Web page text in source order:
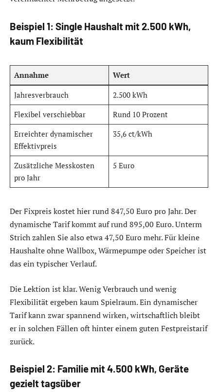
Beispiel 1: Single Haushalt mit 2.500 kWh,
kaum Flexibilität
Annahme Wert
Jahresverbrauch
2.500 kWh
Flexibel verschiebbar
Rund 10 Prozent
Erreichter dynamischer
Effektivpreis
35,6 ct/kWh
Zusätzliche Messkosten
pro Jahr
5 Euro
Der Fixpreis kostet hier rund 847,50 Euro pro Jahr. Der
dynamische Tarif kommt auf rund 895,00 Euro. Unterm
Strich zahlen Sie also etwa 47,50 Euro mehr. Für kleine
Haushalte ohne Wallbox, Wärmepumpe oder Speicher ist
das ein typischer Verlauf.
Die Lektion ist klar. Wenig Verbrauch und wenig
Flexibilität ergeben kaum Spielraum. Ein dynamischer
Tarif kann zwar spannend wirken, wirtschaftlich bleibt
er in solchen Fällen oft hinter einem guten Festpreistarif
zurück.
Beispiel 2: Familie mit 4.500 kWh, Geräte
gezielt tagsüber